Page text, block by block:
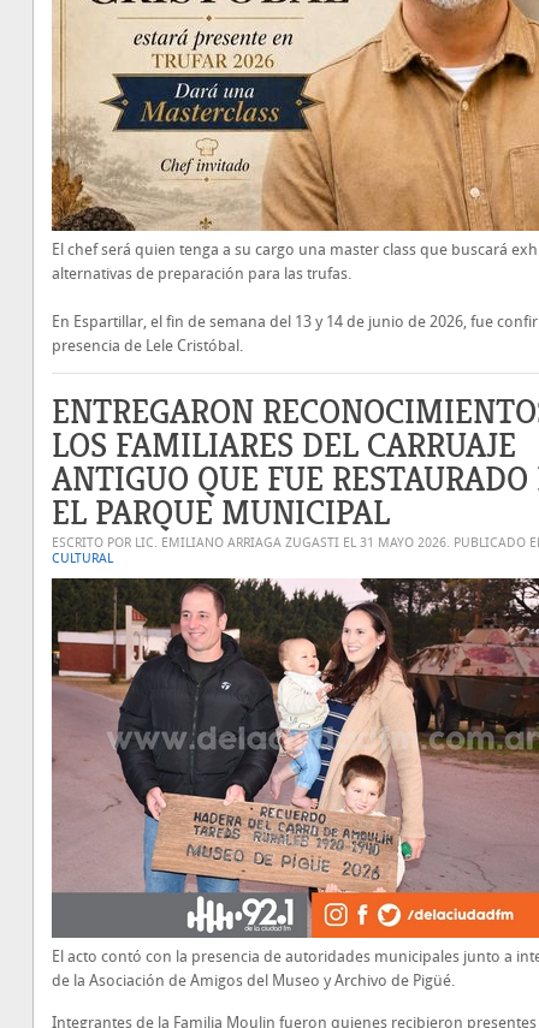
El chef será quien tenga a su cargo una master class que buscará
alternativas de preparación para las trufas.
En Espartillar, el fin de semana del 13 y 14 de junio de 2026, fue
presencia de Lele Cristóbal.
ENTREGARON
LOS FAMILIARES DEL CARRUAJE
ANTIGUO QUE FUE RESTAURADO
EL PARQUE MUNICIPAL
ESCRITO POR LIC. EMILIANO ARRIAGA ZUGASTI EL 31 MAYO 2026. PUBLICADO
CULTURAL
El acto contó con la presencia de autoridades municipales junto a
de la Asociación de Amigos del Museo y Archivo de Pigüé.
Integrantes de la Familia Moulin fueron quienes recibieron